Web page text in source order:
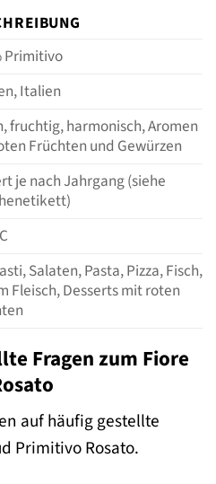
Primitivo
Italien
fruchtig, harmonisch, Aromen
Früchten und Gewürzen
je nach Jahrgang (siehe
Salaten, Pasta, Pizza, Fisch,
Fleisch, Desserts mit roten
Fragen zum Fiore
auf häufig gestellte
Primitivo Rosato.